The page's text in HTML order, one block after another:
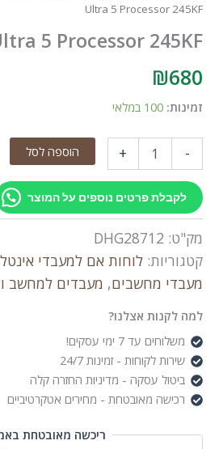
Ultra 5 Processor 245KF
5 Processor 245KF
₪680
זמינות: 100 במלאי
-
Core
Ultra
Processor
245KF
+ הוספה לסל
לקבלת פרטים נוספים על המוצר
מק"ט: DHG28712
קטגוריות: לוחות אם למעבדי אינטל
מעבדי מחשבים, מעבדים למחשב
למה לקנות אצלנו?
משלוחים עד 7 ימי עסקים!
שירות לקוחות - זמינות 24/7
ביטול עסקה - מדיניות החזרה קלה
רכישה מאובטחת - מחירים אטקרטיביים
ריכשה מאובטחת